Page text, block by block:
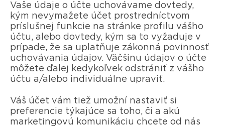
Vaše údaje o účte uchovávame dovtedy,
kým nevymažete účet prostredníctvom
príslušnej funkcie na stránke profilu vášho
účtu, alebo dovtedy, kým sa to vyžaduje v
prípade, že sa uplatňuje zákonná povinnosť
uchovávania údajov. Väčšinu údajov o účte
môžete ďalej kedykoľvek odstrániť z vášho
účtu a/alebo individuálne upraviť.
Váš účet vám tiež umožní nastaviť si
preferencie týkajúce sa toho, či a akú
marketingovú komunikáciu chcete od nás